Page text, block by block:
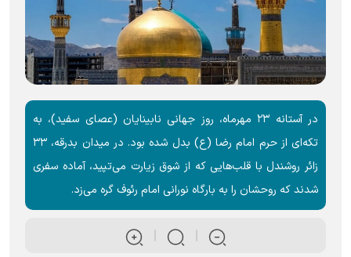
در آستانه ۲۳ مهرماه، روز جهانی نابینایان (عصای سفید)، به
تکه‌ای از حرم امام رضا (ع) بدل شده بود. در میدان بدرقه، ۳۳
زائر روشندل با قلب‌هایی که از شوق زیارت می‌تپید، آماده سفری
شدند که روحشان را به بارگاه نورانی امام رئوف گره می‌زد.